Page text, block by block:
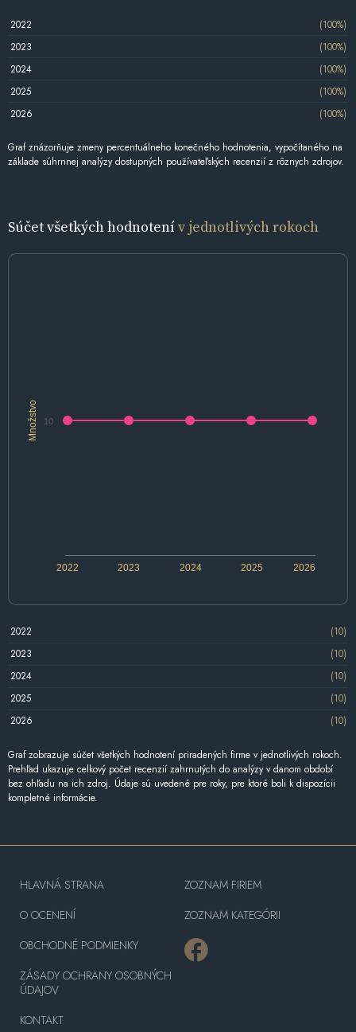
2022
(100%)
2023
(100%)
2024
(100%)
2025
(100%)
2026
(100%)
Graf znázorňuje zmeny percentuálneho konečného hodnotenia, vypočítaného na
základe súhrnnej analýzy dostupných používateľských recenzií z rôznych zdrojov.
Súčet všetkých hodnotenív jednotlivých rokoch
Množstvo
2022 2024 2026
2023 2025
10
2022
(10)
2023
(10)
2024
(10)
2025
(10)
2026
(10)
Graf zobrazuje súčet všetkých hodnotení priradených firme v jednotlivých rokoch.
Prehľad ukazuje celkový počet recenzií zahrnutých do analýzy v danom období
bez ohľadu na ich zdroj. Údaje sú uvedené pre roky, pre ktoré boli k dispozícii
kompletné informácie.
HLAVNÁ STRANA
O OCENENÍ
OBCHODNÉ PODMIENKY
ZÁSADY OCHRANY OSOBNÝCH
ÚDAJOV
KONTAKT
ZOZNAM FIRIEM
ZOZNAM KATEGÓRII